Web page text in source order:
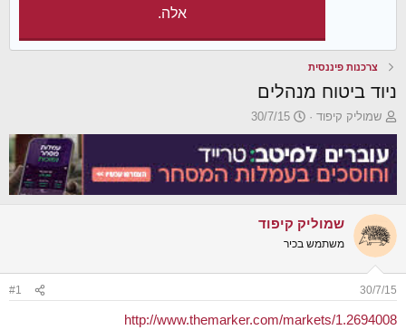
אלה.
צרכנות פיננסית
ניוד ביטוח מנהלים
פ
ו
ת
ח
ה
נ
ו
ש
א
שמוליק קיפוד
פ
ו
ר
ס
ם
ב
א
ר
30/7/15
שמוליק קיפוד
משתמש בכיר
30/7/15
#1
http://www.themarker.com/markets/1.2694008